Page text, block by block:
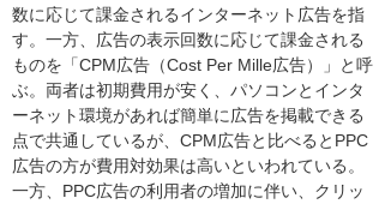
数に応じて課金されるインターネット広告を指
す。一方、広告の表示回数に応じて課金される
ものを「CPM広告（Cost Per Mille広告）」と呼
ぶ。両者は初期費用が安く、パソコンとインタ
ーネット環境があれば簡単に広告を掲載できる
点で共通しているが、CPM広告と比べるとPPC
広告の方が費用対効果は高いといわれている。
一方、PPC広告の利用者の増加に伴い、クリッ